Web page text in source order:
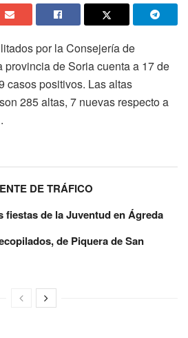
por la Consejería de
de Soria cuenta a 17 de
casos positivos. Las altas
285 altas, 7 nuevas respecto a
DE TRÁFICO
fiestas de la Juventud en Ágreda
de Piquera de San